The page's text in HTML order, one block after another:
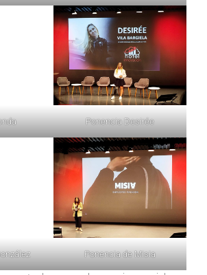
Ponencia Desirée
Ponencia de Misia